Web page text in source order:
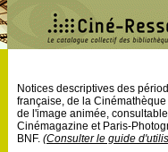
Notices descriptives des
française, de la
de l'image animée,
Cinémagazine et Paris-
BNF. (Consulter le guide